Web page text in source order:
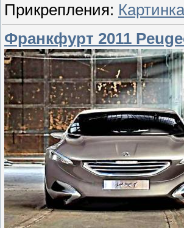
Прикрепления:
Франкфурт 2011